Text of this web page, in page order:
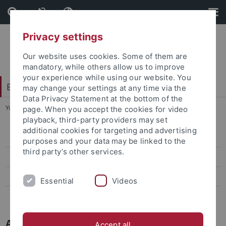
Skip
to
content
Skip
to
footer
Evangelisch-Theologische Fakultät
You are here: Startseite ... Altbau
Altbau
Neubau
Raumpläne
Altbau Theologicum
Privacy settings
Our website uses cookies. Some of them are
mandatory, while others allow us to improve
your experience while using our website. You
may change your settings at any time via the
Data Privacy Statement at the bottom of the
page. When you accept the cookies for video
playback, third-party providers may set
additional cookies for targeting and advertising
purposes and your data may be linked to the
third party’s other services.
Essential Videos